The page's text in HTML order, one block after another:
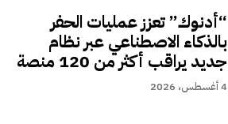
“أدنوك” تعزز عمليات الحفر
بالذكاء الاصطناعي عبر نظام
جديد يراقب أكثر من 120 منصة
4 أغسطس، 2026